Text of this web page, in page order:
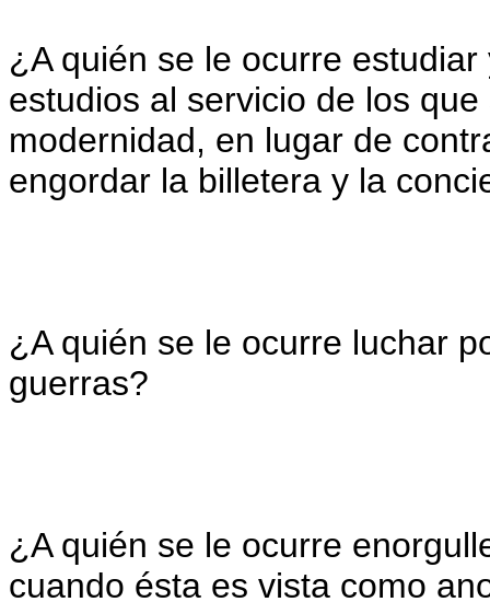
¿A quién se le ocurre
estudios al servicio de los
modernidad, en lugar de
engordar la billetera y la
¿A quién se le ocurre luchar
guerras?
¿A quién se le ocurre
cuando ésta es vista como